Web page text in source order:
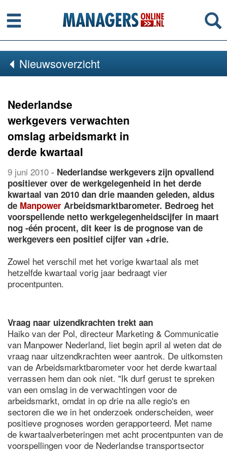
Menu
Nieuwsoverzicht
Nederlandse
werkgevers verwachten
omslag arbeidsmarkt in
derde kwartaal
9 juni 2010 - Nederlandse werkgevers zijn opvallend
positiever over de werkgelegenheid in het derde
kwartaal van 2010 dan drie maanden geleden, aldus
de Manpower Arbeidsmarktbarometer. Bedroeg het
voorspellende netto werkgelegenheidscijfer in maart
nog -één procent, dit keer is de prognose van de
werkgevers een positief cijfer van +drie.
Zowel het verschil met het vorige kwartaal als met
hetzelfde kwartaal vorig jaar bedraagt vier
procentpunten.
Vraag naar uizendkrachten trekt aan
Haiko van der Pol, directeur Marketing & Communicatie
van Manpower Nederland, liet begin april al weten dat de
vraag naar uitzendkrachten weer aantrok. De uitkomsten
van de Arbeidsmarktbarometer voor het derde kwartaal
verrassen hem dan ook niet. "Ik durf gerust te spreken
van een omslag in de verwachtingen voor de
arbeidsmarkt, omdat in op drie na alle regio's en
sectoren die we in het onderzoek onderscheiden, weer
positieve prognoses worden gerapporteerd. Met name
de kwartaalverbeteringen met acht procentpunten van de
voorspellingen voor de Nederlandse transportsector